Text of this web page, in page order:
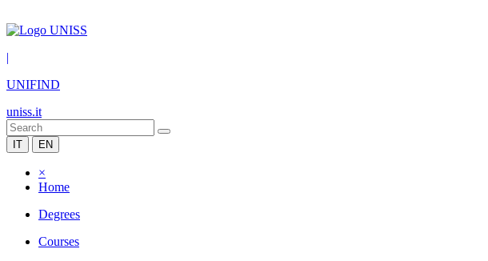
|
UNIFIND
uniss.it
IT EN
×
Home
Degrees
Courses